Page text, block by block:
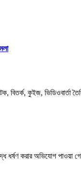
বিতর্ক, কুইজ,
ধর্ষণ করার অভিযোগ